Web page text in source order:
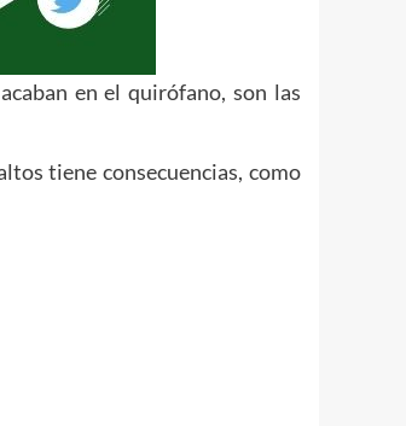
en el quirófano, son las
tiene consecuencias, como